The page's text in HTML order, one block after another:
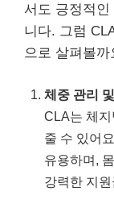
서도 긍정적
니다. 그럼
으로 살펴볼까
체중 관리
CLA는 체
줄 수 있어
유용하며,
강력한 지